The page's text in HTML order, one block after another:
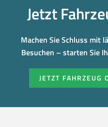
Jetzt
Machen Sie Schluss mit
Besuchen – starten Sie
JETZT FAHRZEUG